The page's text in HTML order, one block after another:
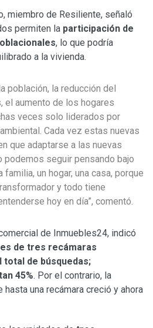
miembro de Resiliente, señaló
permiten la participación de
, lo que podría
a la vivienda.
población, la reducción del
el aumento de los hogares
veces solo liderados por
Cada vez estas nuevas
que adaptarse a las nuevas
podemos seguir pensando bajo
un hogar, una casa, porque
y todo tiene
hoy en día”, comentó.
de Inmuebles24, indicó
de tres recámaras
total de búsquedas;
45%. Por el contrario, la
una recámara creció y ahora